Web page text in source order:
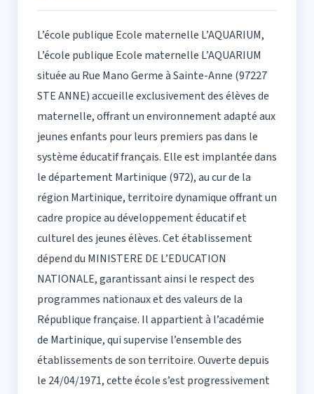
L’école publique Ecole maternelle L’AQUARIUM,
L’école publique Ecole maternelle L’AQUARIUM
située au Rue Mano Germe à Sainte-Anne (97227
STE ANNE) accueille exclusivement des élèves de
maternelle, offrant un environnement adapté aux
jeunes enfants pour leurs premiers pas dans le
système éducatif français. Elle est implantée dans
le département Martinique (972), au cur de la
région Martinique, territoire dynamique offrant un
cadre propice au développement éducatif et
culturel des jeunes élèves. Cet établissement
dépend du MINISTERE DE L’EDUCATION
NATIONALE, garantissant ainsi le respect des
programmes nationaux et des valeurs de la
République française. Il appartient à l’académie
de Martinique, qui supervise l’ensemble des
établissements de son territoire. Ouverte depuis
le 24/04/1971, cette école s’est progressivement